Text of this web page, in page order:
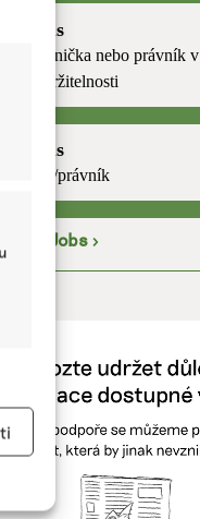
právnička nebo právník v
udržitelnosti
právník
EkoJobs >
NÁS